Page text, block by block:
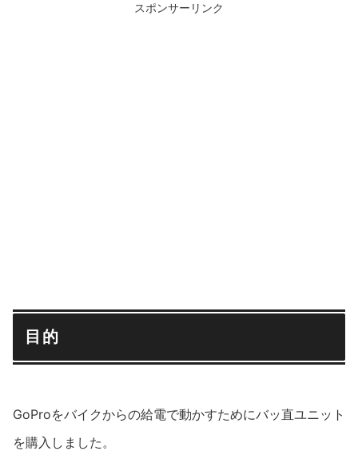
スポンサーリンク
目的
GoProをバイクからの給電で動かすためにバッ直ユニット
を購入しました。